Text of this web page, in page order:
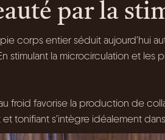
par la
corps entier séduit aujourd’hui
stimulant la microcirculation et
au froid favorise la production de
et tonifiant s’intègre idéalement